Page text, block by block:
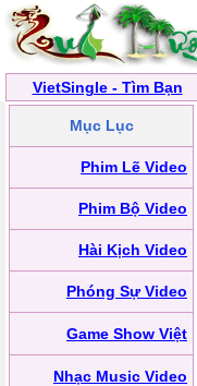
VietSingle - Tìm Bạn
Mục Lục
Phim Lẽ Video
Phim Bộ Video
Hài Kịch Video
Phóng Sự Video
Game Show Việt
Nhạc Music Video